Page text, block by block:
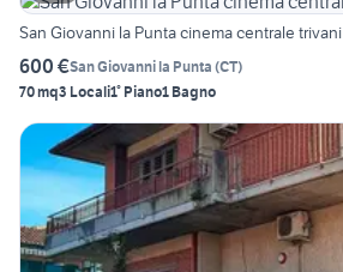
San Giovanni la Punta cinema centrale trivani
600 €San Giovanni la Punta (CT)
70 mq3 Locali1° Piano1 Bagno